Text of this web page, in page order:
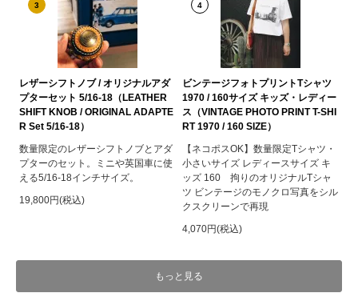
3
レザーシフトノブ / オリジナルアダ
プターセット 5/16-18（LEATHER
SHIFT KNOB / ORIGINAL ADAPTE
R Set 5/16-18）
数量限定のレザーシフトノブとアダ
プターのセット。ミニや英国車に使
える5/16-18インチサイズ。
19,800円(税込)
4
ビンテージフォトプリントTシャツ
1970 / 160サイズ キッズ・レディー
ス（VINTAGE PHOTO PRINT T-SHI
RT 1970 / 160 SIZE）
【ネコポスOK】数量限定Tシャツ・
小さいサイズ レディースサイズ キ
ッズ 160 拘りのオリジナルTシャ
ツ ビンテージのモノクロ写真をシル
クスクリーンで再現
4,070円(税込)
もっと見る